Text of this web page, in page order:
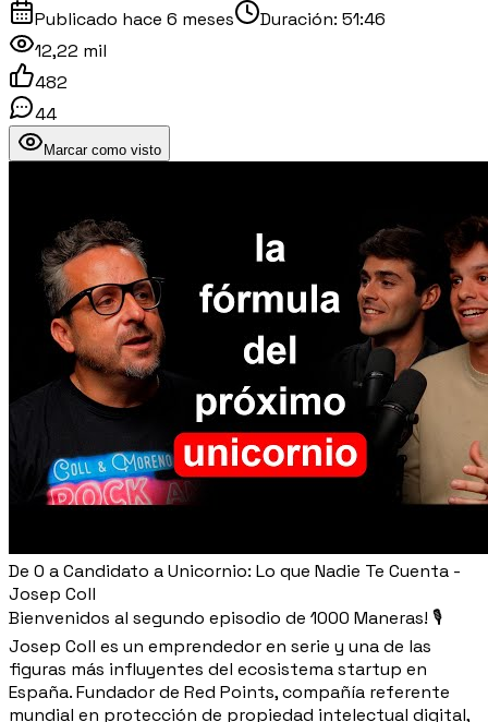
Publicado hace 6 meses Duración: 51:46
12,22 mil
482
44
Marcar como visto
De 0 a Candidato a Unicornio: Lo que Nadie Te Cuenta -
Josep Coll
Bienvenidos al segundo episodio de 1000 Maneras! 🎙️
Josep Coll es un emprendedor en serie y una de las
figuras más influyentes del ecosistema startup en
España. Fundador de Red Points, compañía referente
mundial en protección de propiedad intelectual digital,